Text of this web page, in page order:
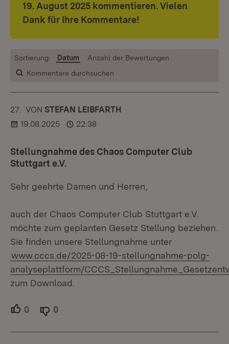
19. August 2025 kommentieren. Vielen
Dank für Ihre Kommentare!
Kommentare durchsuchen
Sortierung: Datum Anzahl der Bewertungen
27. KOMMENTAR
VON :STEFAN LEIBFARTH
19.08.2025
22:38
Stellungnahme des Chaos Computer Club
Stuttgart e.V.
Sehr geehrte Damen und Herren,
auch der Chaos Computer Club Stuttgart e.V.
möchte zum geplanten Gesetz Stellung beziehen.
Sie finden unsere Stellungnahme unter
www.cccs.de/2025-08-19-stellungnahme-polg-
analyseplattform/
zum Download.
0 Unterstützer.
0